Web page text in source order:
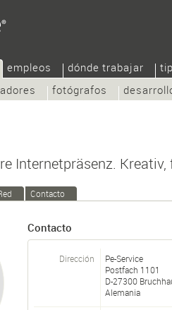
fotógrafos
empleos dónde trabajar
Internetpräsenz.
Contacto
Contacto
Dirección
Pe-Service
Postfach 1101
D-27300
Alemania